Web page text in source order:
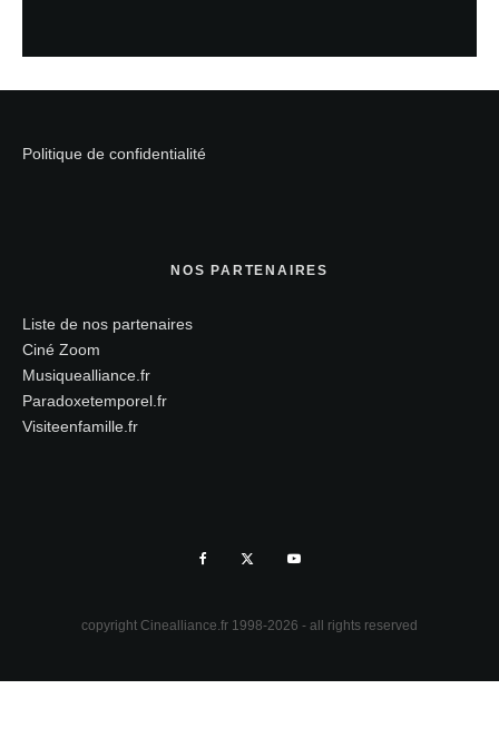
Politique de confidentialité
NOS PARTENAIRES
Liste de nos partenaires
Ciné Zoom
Musiquealliance.fr
Paradoxetemporel.fr
Visiteenfamille.fr
copyright Cinealliance.fr 1998-2026 - all rights reserved